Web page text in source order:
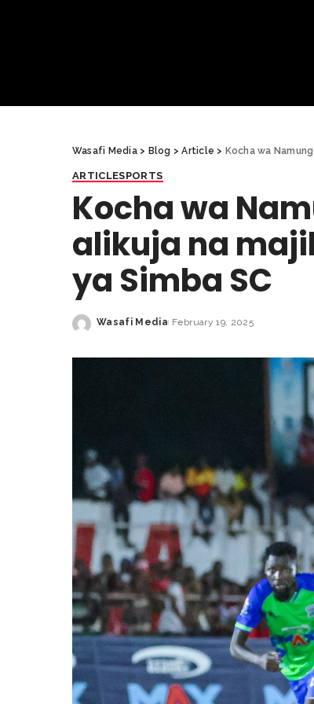
Wasafi Media> Blog >Article > Kocha wa
ARTICLESPORTS
Kocha wa
alikuja na
ya Simba SC
Wasafi Media February 19, 2025